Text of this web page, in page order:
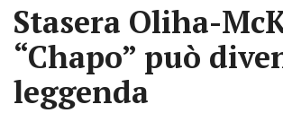
Stasera Oliha-
“Chapo” può
leggenda